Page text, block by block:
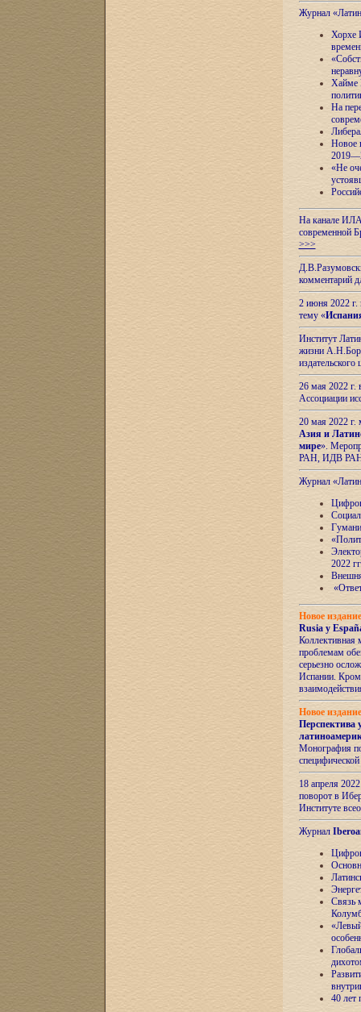
Журнал
Хорхе
Хайме
На
Новое
«Не
На канале ИЛА
современной
>>>
комментарий
2 июня 2022 г.
тему «
Институт
жизни
26 мая 2022
Ассоциации
20 мая 2022
Азия и
мире».
РАН, ИДВ
Журнал
2022
Новое
Rusia y
Коллективная
проблемам
серьезно
Испании.
Новое
Перспектива
Монография
18 апреля
поворот в
Институте
Журнал
Связь
40 лет